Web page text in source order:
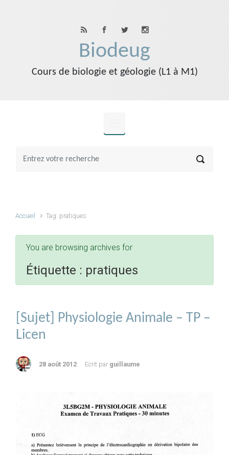
Biodeug
Cours de biologie et géologie (L1 à M1)
Accueil Tag: pratiques
You are browsing archives for
Étiquette : pratiques
[Sujet] Physiologie Animale – TP –
Licen
28 août 2012 Ecrit par guillaume